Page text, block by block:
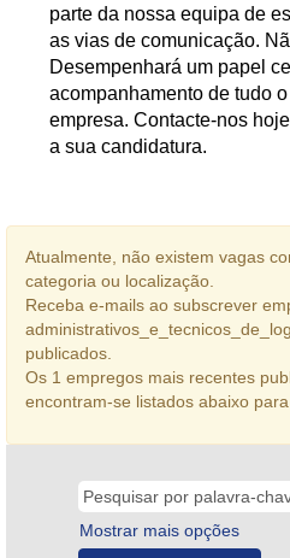
parte da nossa equipa de
as vias de comunicação.
Desempenhará um papel
acompanhamento de tudo
empresa. Contacte-nos
a sua candidatura.
Atualmente, não existem vagas
categoria ou localização.
Receba e-mails ao subscrever
publicados.
Os 1 empregos mais recentes
encontram-se listados abaixo
Mostrar mais opções